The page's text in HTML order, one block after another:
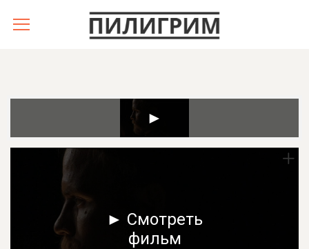
► Смотреть
фильм